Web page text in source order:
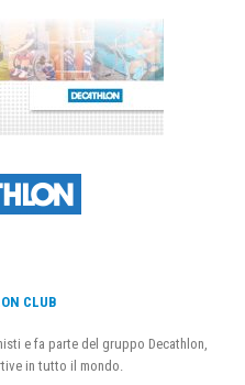
CLUB
e fa parte del gruppo Decathlon,
in tutto il mondo.